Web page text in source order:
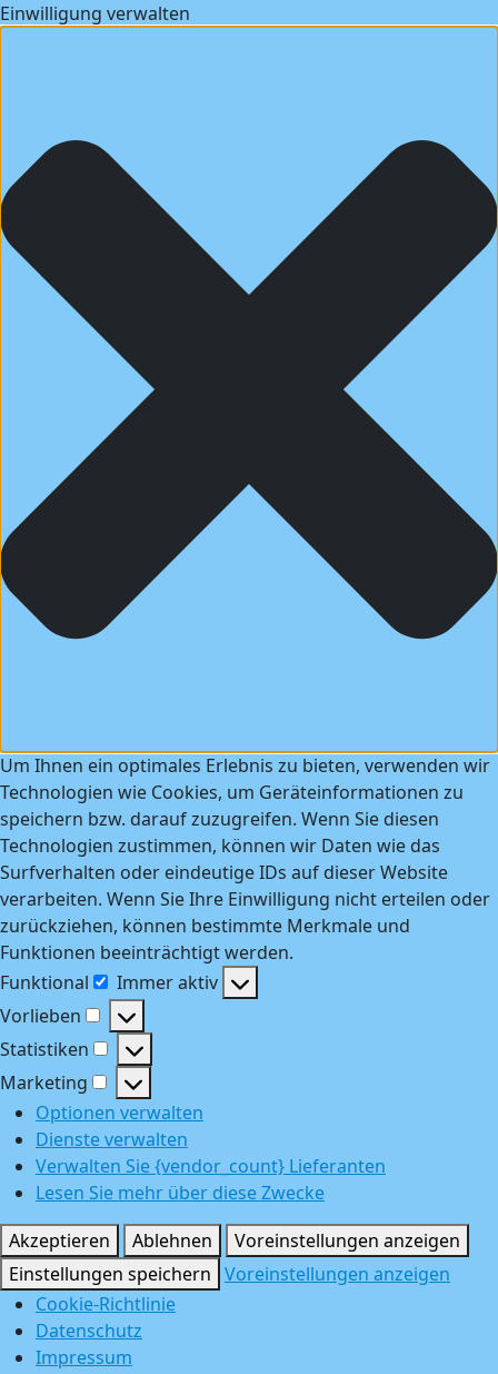
Einwilligung verwalten
Um Ihnen ein optimales Erlebnis zu bieten, verwenden wir
Technologien wie Cookies, um Geräteinformationen zu
speichern bzw. darauf zuzugreifen. Wenn Sie diesen
Technologien zustimmen, können wir Daten wie das
Surfverhalten oder eindeutige IDs auf dieser Website
verarbeiten. Wenn Sie Ihre Einwilligung nicht erteilen oder
zurückziehen, können bestimmte Merkmale und
Funktionen beeinträchtigt werden.
Funktional
Funktional
Immer aktiv
Vorlieben
Vorlieben
Statistiken
Statistiken
Marketing
Marketing
Optionen verwalten
Dienste verwalten
Verwalten Sie {vendor_count} Lieferanten
Lesen Sie mehr über diese Zwecke
Akzeptieren
Ablehnen
Voreinstellungen anzeigen
Einstellungen speichern Voreinstellungen anzeigen
Cookie-Richtlinie
Datenschutz
Impressum